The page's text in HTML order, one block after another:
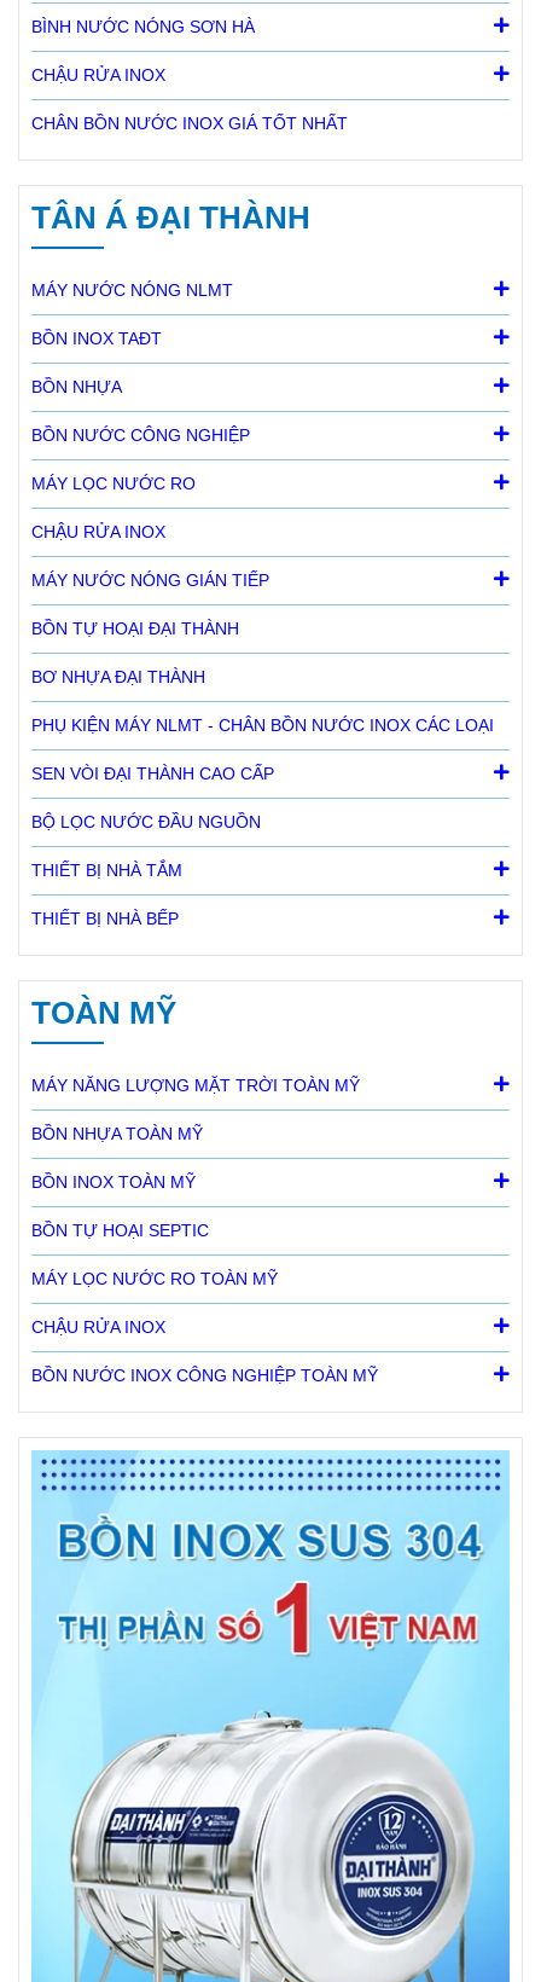
BÌNH NƯỚC NÓNG SƠN HÀ
CHẬU RỬA INOX
CHÂN BỒN NƯỚC INOX GIÁ TỐT NHẤT
TÂN Á ĐẠI THÀNH
MÁY NƯỚC NÓNG NLMT
BỒN INOX TAĐT
BỒN NHỰA
BỒN NƯỚC CÔNG NGHIỆP
MÁY LỌC NƯỚC RO
CHẬU RỬA INOX
MÁY NƯỚC NÓNG GIÁN TIẾP
BỒN TỰ HOẠI ĐẠI THÀNH
BƠ NHỰA ĐẠI THÀNH
PHỤ KIỆN MÁY NLMT - CHÂN BỒN NƯỚC INOX CÁC LOẠI
SEN VÒI ĐẠI THÀNH CAO CẤP
BỘ LỌC NƯỚC ĐẦU NGUỒN
THIẾT BỊ NHÀ TẮM
THIẾT BỊ NHÀ BẾP
TOÀN MỸ
MÁY NĂNG LƯỢNG MẶT TRỜI TOÀN MỸ
BỒN NHỰA TOÀN MỸ
BỒN INOX TOÀN MỸ
BỒN TỰ HOẠI SEPTIC
MÁY LỌC NƯỚC RO TOÀN MỸ
CHẬU RỬA INOX
BỒN NƯỚC INOX CÔNG NGHIỆP TOÀN MỸ